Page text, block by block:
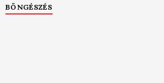
BÖNGÉSZÉS